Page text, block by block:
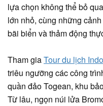
lựa chọn không thể bỏ
lớn nhỏ, cùng những
bãi biển và thảm động
Tham giaTour du lịch
triêu ngưỡng các công
quần đảo Togean, khu
Từ lâu, ngọn núi lửa